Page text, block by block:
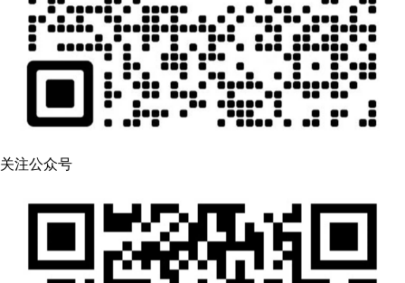
关注公众号